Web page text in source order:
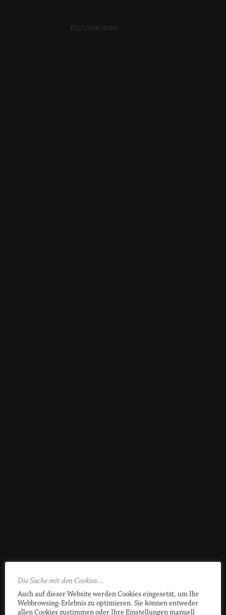
birgitzimmermann
Die Sache mit den Cookies…
Auch auf dieser Website werden Cookies eingesetzt, um Ihr
Webbrowsing-Erlebnis zu optimieren. Sie können entweder
allen Cookies zustimmen oder Ihre Einstellungen manuell